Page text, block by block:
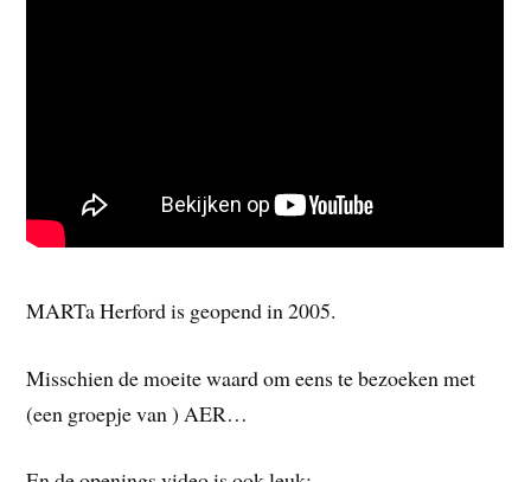
MARTa Herford is geopend in 2005.
Misschien de moeite waard om eens te bezoeken met
(een groepje van ) AER…